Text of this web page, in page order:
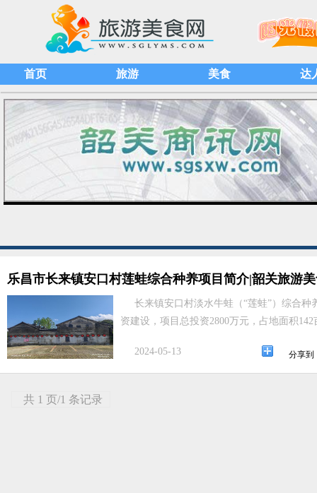
首页 旅游 美食 达
乐昌市长来镇安口村莲蛙综合种养项目简介|韶关旅游
长来镇安口村淡水牛蛙（“莲蛙”）综合
资建设，项目总投资2800万元，占地面积
2024-05-13 分享到
共 1 页/1 条记录